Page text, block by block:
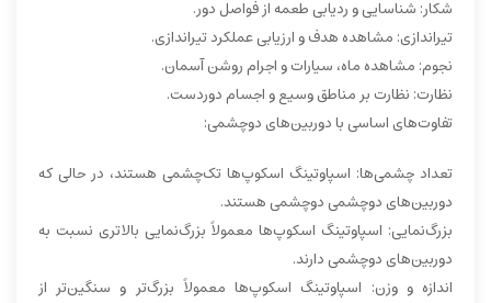
شکار: شناسایی و ردیابی طعمه از فواصل دور.
تیراندازی: مشاهده هدف و ارزیابی عملکرد تیراندازی.
نجوم: مشاهده ماه، سیارات و اجرام روشن آسمان.
نظارت: نظارت بر مناطق وسیع و اجسام دوردست.
تفاوت‌های اساسی با دوربین‌های دوچشمی:
تعداد چشمی‌ها: اسپاوتینگ اسکوپ‌ها تک‌چشمی هستند، در حالی که
دوربین‌های دوچشمی دوچشمی هستند.
بزرگ‌نمایی: اسپاوتینگ اسکوپ‌ها معمولاً بزرگ‌نمایی بالاتری نسبت به
دوربین‌های دوچشمی دارند.
اندازه و وزن: اسپاوتینگ اسکوپ‌ها معمولاً بزرگ‌تر و سنگین‌تر از